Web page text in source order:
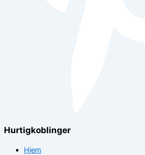
Hurtigkoblinger
Hjem